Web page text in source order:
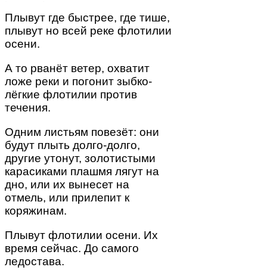
Плывут где быстрее, где тише,
плывут но всей реке флотилии
осени.
А то рванёт ветер, охватит
ложе реки и погонит зыбко-
лёгкие флотилии против
течения.
Одним листьям повезёт: они
будут плыть долго-долго,
другие утонут, золотистыми
карасиками плашмя лягут на
дно, или их вынесет на
отмель, или прилепит к
коряжинам.
Плывут флотилии осени. Их
время сейчас. До самого
ледостава.